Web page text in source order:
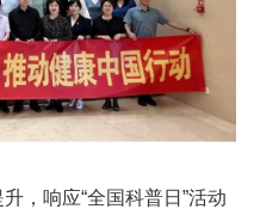
，响应“全国科普日”活动